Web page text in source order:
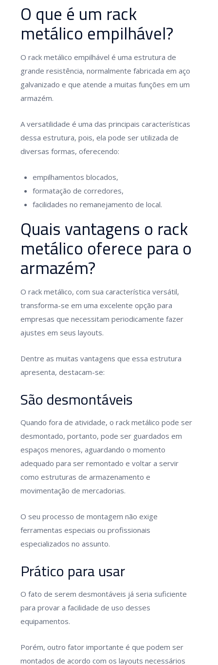
O que é um rack
metálico empilhável?
O rack metálico empilhável é uma estrutura de
grande resistência, normalmente fabricada em aço
galvanizado e que atende a muitas funções em um
armazém.
A versatilidade é uma das principais características
dessa estrutura, pois, ela pode ser utilizada de
diversas formas, oferecendo:
empilhamentos blocados,
formatação de corredores,
facilidades no remanejamento de local.
Quais vantagens o rack
metálico oferece para o
armazém?
O rack metálico, com sua característica versátil,
transforma-se em uma excelente opção para
empresas que necessitam periodicamente fazer
ajustes em seus layouts.
Dentre as muitas vantagens que essa estrutura
apresenta, destacam-se:
São desmontáveis
Quando fora de atividade, o rack metálico pode ser
desmontado, portanto, pode ser guardados em
espaços menores, aguardando o momento
adequado para ser remontado e voltar a servir
como estruturas de armazenamento e
movimentação de mercadorias.
O seu processo de montagem não exige
ferramentas especiais ou profissionais
especializados no assunto.
Prático para usar
O fato de serem desmontáveis já seria suficiente
para provar a facilidade de uso desses
equipamentos.
Porém, outro fator importante é que podem ser
montados de acordo com os layouts necessários